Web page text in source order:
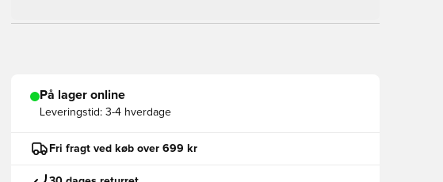
På lager online
Leveringstid: 3-4 hverdage
Fri fragt ved køb over 699 kr